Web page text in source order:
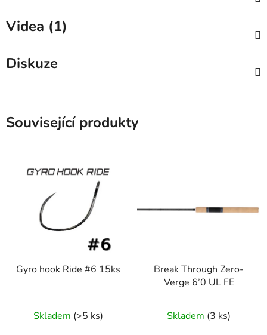
Videa (1)
Diskuze
Související produkty
Gyro hook Ride #6 15ks
Skladem (>5 ks)
Break Through Zero-
Verge 6’0 UL FE
Skladem (3 ks)